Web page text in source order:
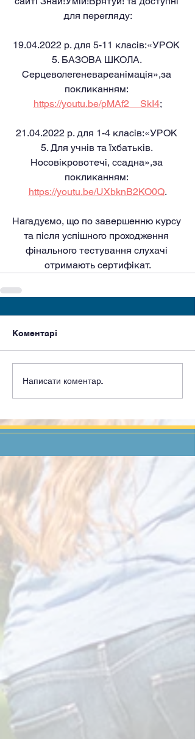
для перегляду:
19.04.2022 р. для 5-11 класів:«УРОК
5. БАЗОВА ШКОЛА.
Серцеволегеневареанімація»,за
покликанням:
https://youtu.be/pMAf2__SkI4;
21.04.2022 р. для 1-4 класів:«УРОК
5. Для учнів та їхбатьків.
Носовікровотечі, ссадна»,за
покликанням:
https://youtu.be/UXbknB2KO0Q.
Нагадуємо, що по завершенню курсу
та після успішного проходження
фінального тестування слухачі
отримають сертифікат.
Коментарі
Написати коментар...